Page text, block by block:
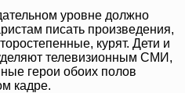
уровне должно
писать произведения,
курят. Дети и
телевизионным СМИ,
герои обоих полов
кадре.